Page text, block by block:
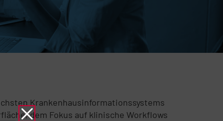
Krankenhausinformationssystems
dem Fokus auf klinische Workflows